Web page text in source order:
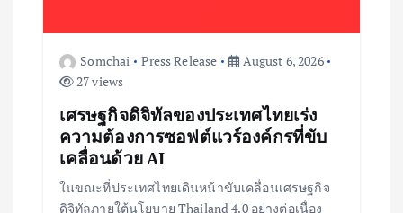
Somchai Press Release
August 6, 2026
27 views
เศรษฐกิจดิจิทัลของประเทศไทยเร่ง
ความต้องการซอฟต์แวร์องค์กรที่ขับ
เคลื่อนด้วย AI
ในขณะที่ประเทศไทยเดินหน้าขับเคลื่อนเศรษฐกิจ
ดิจิทัลภายใต้นโยบาย Thailand 4.0 อย่างต่อเนื่อง